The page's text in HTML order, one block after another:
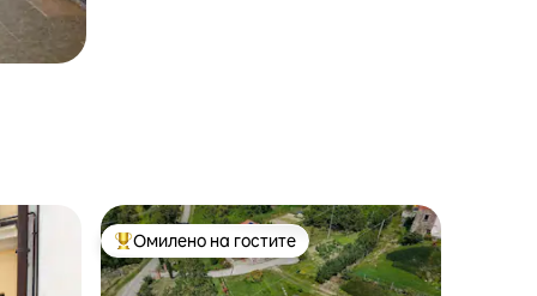
Меѓу најуспешните „Омилени на гостите“
Омилено на гостите